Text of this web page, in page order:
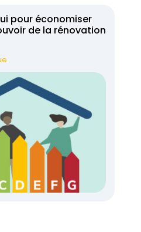
pour économiser
de la rénovation